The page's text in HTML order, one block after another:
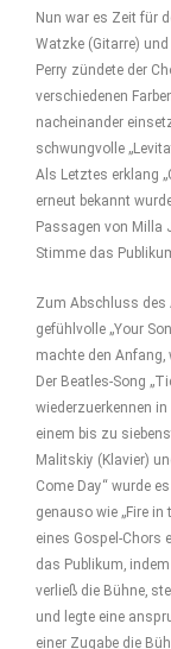
Nun war es Zeit für
Watzke (Gitarre)
Perry zündete der
verschiedenen
nacheinander
schwungvolle
Als Letztes erklang
erneut bekannt
Passagen von Milla
Stimme das
Zum Abschluss des
gefühlvolle „Your
machte den Anfang,
Der Beatles-Song
wiederzuerkennen
einem bis zu
Malitskiy (Klavier)
Come Day“ wurde
genauso wie „Fire in
eines Gospel-Chors
das Publikum,
verließ die Bühne,
und legte eine
einer Zugabe die